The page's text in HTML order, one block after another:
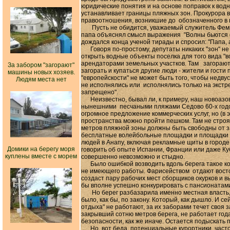
За забором "загорают"
машины новых хозяев.
Людям места нет
Домики на берегу моря
куплены вместе с морем
юридические понятия и на основе поправок к
устанавливает границы пляжных зон. Прокурора
правоотношения, возникшие до обозначенного в
Пусть не обидится, уважаемый служитель
папа объяснял смысл выражения "Волны бьются
дождался конца ученой тирады и спросил: "Папа,
Говоря по-простому, депутаты никаких "зон" не
открыть водные объекты поселка для того вида
арендаторами земельных участков. Там
загорать и купаться другие люди - жители и
"европейскости" не может быть того, чтобы
не исполнялись или исполнялись только на
запрещено".
Неизвестно, бывал ли, к примеру, наш
нынешними песчаными пляжами Седово 60-х
огромное предложение коммерческих услуг, но
пространства можно пройти пешком. Там не
метров пляжной зоны должны быть свободны от
бесплатные волейбольные площадки и площадки
людей в Анапу, включая рекламные щиты в
говорить об опыте Испании, Франции или даже
совершенно невозможно и стыдно.
Было ошибкой возводить вдоль берега такое
не имеющего работы. Фарисейством отдают
создаст пару рабочих мест сборщиков окурков
бы вполне успешно конкурировать с
Но берег разбазарила именно местная
было, как бы, по закону. Который, как дышло. И
отдыха" не работают, за их заборами течет своя
закрывший сотню метров берега, не работает
безопасности, как же иначе. Остается подыскать
Но, вот беда, потенциальные курортники,